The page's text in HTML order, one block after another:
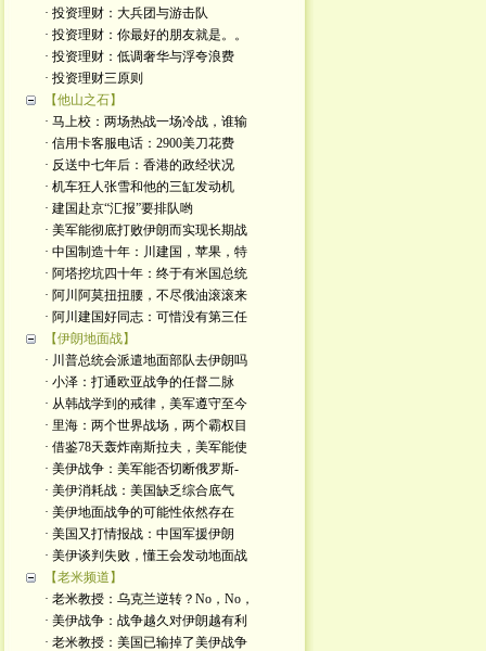
· 投资理财：大兵团与游击队
· 投资理财：你最好的朋友就是。。
· 投资理财：低调奢华与浮夸浪费
· 投资理财三原则
【他山之石】
· 马上校：两场热战一场冷战，谁输
· 信用卡客服电话：2900美刀花费
· 反送中七年后：香港的政经状况
· 机车狂人张雪和他的三缸发动机
· 建国赴京“汇报”要排队哟
· 美军能彻底打败伊朗而实现长期战
· 中国制造十年：川建国，苹果，特
· 阿塔挖坑四十年：终于有米国总统
· 阿川阿莫扭扭腰，不尽俄油滚滚来
· 阿川建国好同志：可惜没有第三任
【伊朗地面战】
· 川普总统会派遣地面部队去伊朗吗
· 小泽：打通欧亚战争的任督二脉
· 从韩战学到的戒律，美军遵守至今
· 里海：两个世界战场，两个霸权目
· 借鉴78天轰炸南斯拉夫，美军能使
· 美伊战争：美军能否切断俄罗斯-
· 美伊消耗战：美国缺乏综合底气
· 美伊地面战争的可能性依然存在
· 美国又打情报战：中国军援伊朗
· 美伊谈判失败，懂王会发动地面战
【老米频道】
· 老米教授：乌克兰逆转？No，No，
· 美伊战争：战争越久对伊朗越有利
· 老米教授：美国已输掉了美伊战争